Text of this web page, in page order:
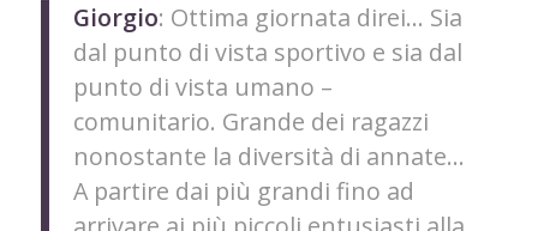
Giorgio: Ottima giornata direi… Sia
dal punto di vista sportivo e sia dal
punto di vista umano –
comunitario. Grande dei ragazzi
nonostante la diversità di annate…
A partire dai più grandi fino ad